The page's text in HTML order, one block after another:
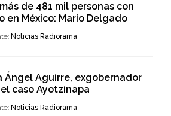
de 481 mil personas con
en México: Mario Delgado
Noticias Radiorama
Ángel Aguirre, exgobernador
caso Ayotzinapa
Noticias Radiorama